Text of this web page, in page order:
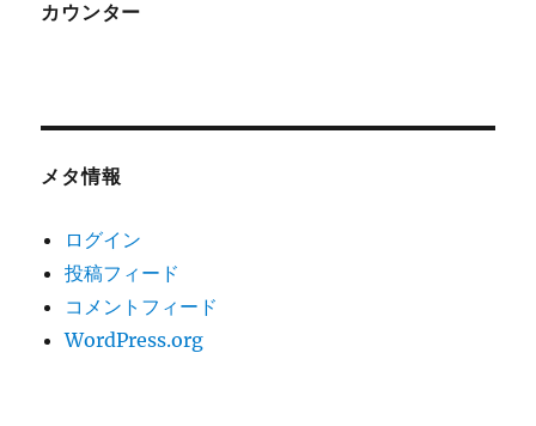
カウンター
メタ情報
ログイン
投稿フィード
コメントフィード
WordPress.org